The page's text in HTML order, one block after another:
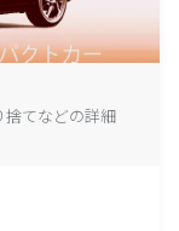
捨てなどの詳細